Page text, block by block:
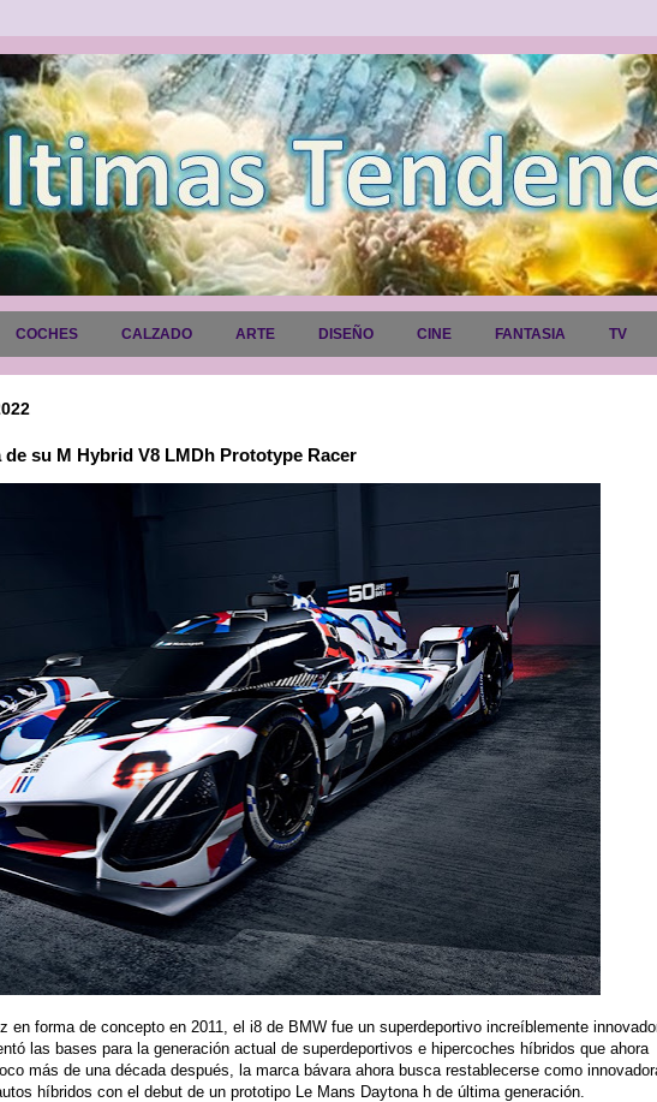
COCHES CALZADO ARTE DISEÑO CINE FANTASIA TV
su M Hybrid V8 LMDh Prototype Racer
en forma de concepto en 2011, el i8 de BMW fue un superdeportivo increíblemente
las bases para la generación actual de superdeportivos e hipercoches híbridos que ahora
más de una década después, la marca bávara ahora busca restablecerse como
híbridos con el debut de un prototipo Le Mans Daytona h de última generación.